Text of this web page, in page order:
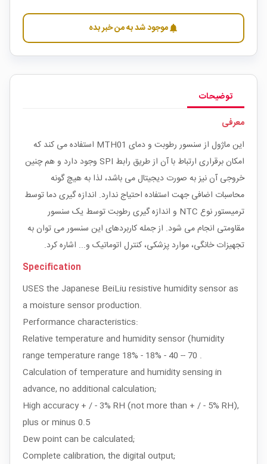
notificationsموجود شد به من خبر بده
توضیحات
معرفی
این ماژول از سنسور رطوبت و دمای MTH01 استفاده می کند که
امکان برقراری ارتباط با آن از طریق رابط SPI وجود دارد و هم چنین
خروجی آن نیز به صورت دیجیتال می باشد، لذا به هیچ گونه
محاسبات اضافی جهت استفاده احتیاج ندارد. اندازه گیری دما توسط
ترمیستور نوع NTC و اندازه گیری رطوبت توسط یک سنسور
مقاومتی انجام می شود. از جمله کاربردهای این سنسور می توان به
تجهیزات خانگی، موارد پزشکی، کنترل اتوماتیک و... اشاره کرد.
Specification
USES the Japanese BeiLiu resistive humidity sensor as
a moisture sensor production.
Performance characteristics:
Relative temperature and humidity sensor (humidity
range temperature range 18% - 18% - 40 -- 70 .
Calculation of temperature and humidity sensing in
advance, no additional calculation;
High accuracy + / - 3% RH (not more than + / - 5% RH),
plus or minus 0.5
Dew point can be calculated;
Complete calibration, the digital output;